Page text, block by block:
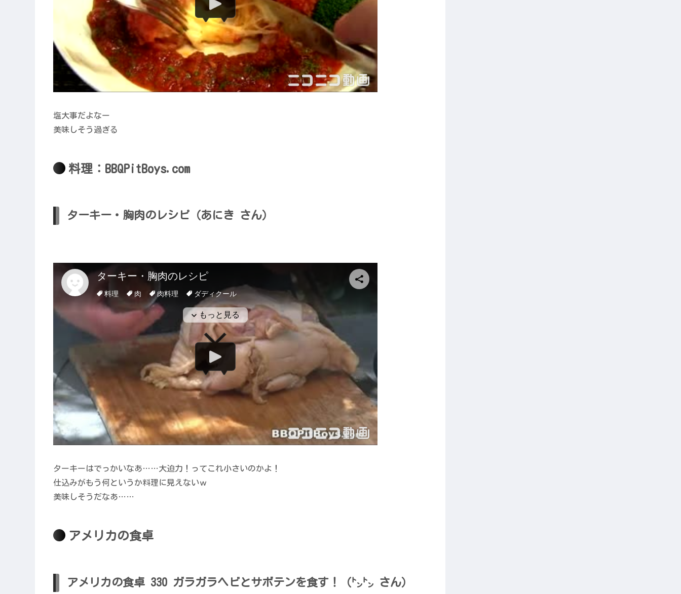
塩大事だよなー
美味しそう過ぎる
料理：BBQPitBoys.com
ターキー・胸肉のレシピ（あにき さん）
ターキーはでっかいなあ……大迫力！ってこれ小さいのかよ！
仕込みがもう何というか料理に見えないｗ
美味しそうだなあ……
アメリカの食卓
アメリカの食卓 330 ガラガラヘビとサボテンを食す！（㌧㌧ さん）